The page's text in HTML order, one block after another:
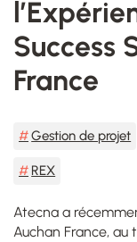
Success
France
Gestion de projet
REX
Atecna a
Auchan France, au